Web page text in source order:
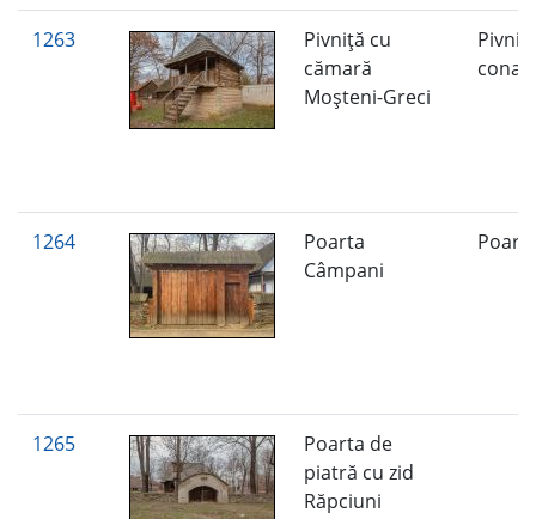
1263
Pivniţă cu
cămară
Moşteni-Greci
conac
1264
Poarta
Câmpani
1265
Poarta de
piatră cu zid
Răpciuni